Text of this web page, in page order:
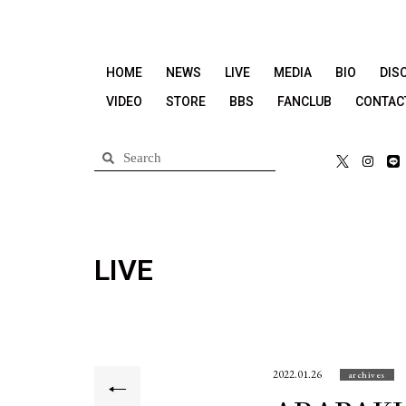
HOME NEWS LIVE MEDIA BIO
VIDEO
STORE BBS FANCLUB
LIVE
2022.01.26 archives